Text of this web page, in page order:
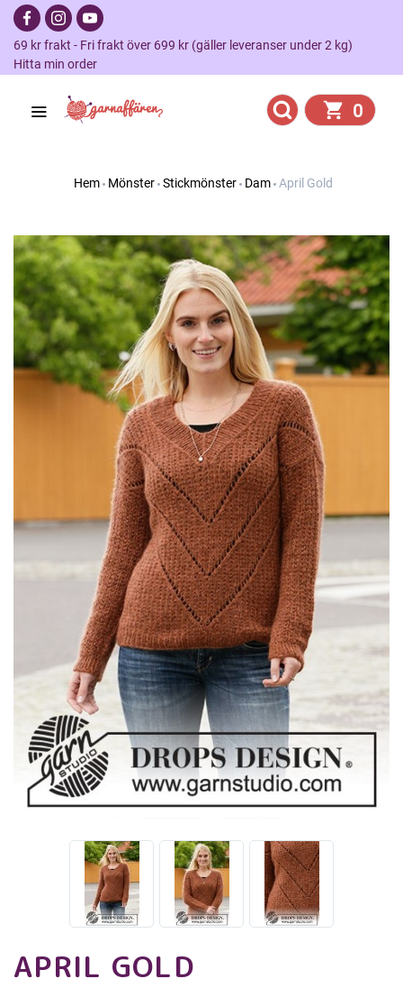
69 kr frakt - Fri frakt över 699 kr (gäller leveranser under 2 kg)
Hitta min order
0
Hem Mönster Stickmönster Dam April Gold
APRIL GOLD